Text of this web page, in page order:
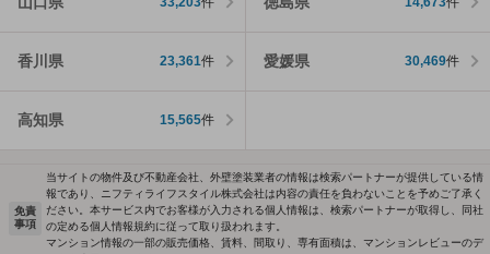
香川県 23,361件 愛媛県 30,469件
高知県 15,565件
免責
事項
当サイトの物件及び不動産会社、外壁塗装業者の情報は検索パートナーが提供している情
報であり、ニフティライフスタイル株式会社は内容の責任を負わないことを予めご了承く
ださい。本サービス内でお客様が入力される個人情報は、検索パートナーが取得し、同社
の定める個人情報規約に従って取り扱われます。
マンション情報の一部の販売価格、賃料、間取り、専有面積は、マンションレビューのデ